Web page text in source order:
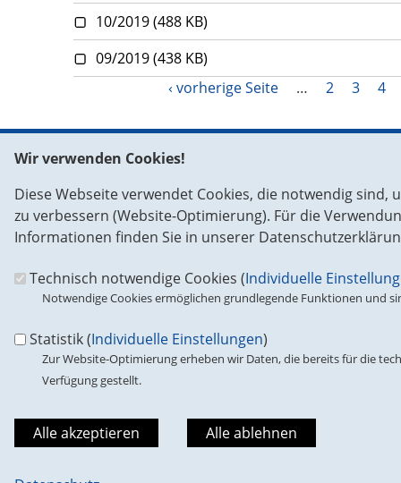
10/2019(488 KB)
09/2019(438 KB)
‹ vorherige Seite … 2 3 4
Fußbereich
So erreichen Sie uns in Brüssel
Europäisches Parlament
ASP 15 E 150
1047 Brüssel
Fax: 0032-2-284 49 72
CDU/
im
Unter
Telefon:
Fax:00
Suche
Suchformular
Suche
Wir verwenden Cookies!
Diese Webseite verwendet Cookies, die notwendig
zu verbessern (Website-Optimierung). Für die
Informationen finden Sie in unserer
Technisch notwendige Cookies (Individuelle
Notwendige Cookies ermöglichen grundlegende Funktionen und
Statistik (Individuelle Einstellungen)
Zur Website-Optimierung erheben wir Daten, die bereits für die
Verfügung gestellt.